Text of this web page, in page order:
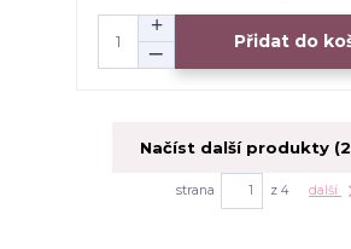
Přidat do
Načíst další produkty
strana z 4 další